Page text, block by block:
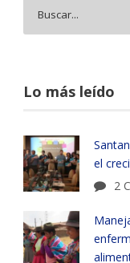
Lo más leído
el
2